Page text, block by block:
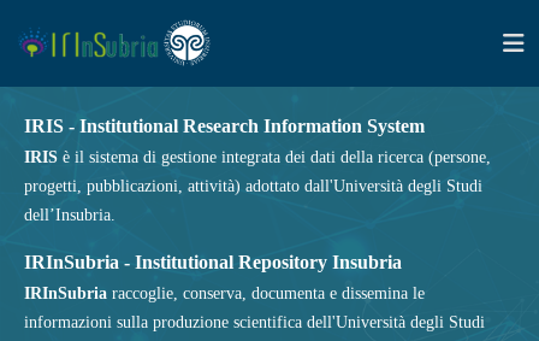
IRIS - Institutional Research Information System
IRIS è il sistema di gestione integrata dei dati della ricerca (persone,
progetti, pubblicazioni, attività) adottato dall'Università degli Studi
dell’Insubria.
IRInSubria - Institutional Repository Insubria
IRInSubria raccoglie, conserva, documenta e dissemina le
informazioni sulla produzione scientifica dell'Università degli Studi